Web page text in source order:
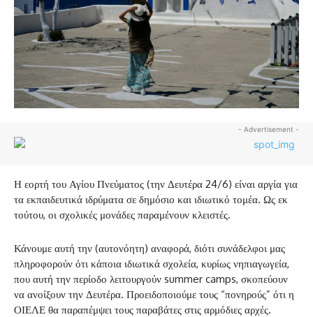
- Advertisement -
Η εορτή του Αγίου Πνεύματος (την Δευτέρα 24/6) είναι αργία για
τα εκπαιδευτικά ιδρύματα σε δημόσιο και ιδιωτικό τομέα. Ως εκ
τούτου, οι σχολικές μονάδες παραμένουν κλειστές.
Κάνουμε αυτή την (αυτονόητη) αναφορά, διότι συνάδελφοι μας
πληροφορούν ότι κάποια ιδιωτικά σχολεία, κυρίως νηπιαγωγεία,
που αυτή την περίοδο λειτουργούν summer camps, σκοπεύουν
να ανοίξουν την Δευτέρα. Προειδοποιούμε τους “πονηρούς” ότι η
ΟΙΕΛΕ θα παραπέμψει τους παραβάτες στις αρμόδιες αρχές.